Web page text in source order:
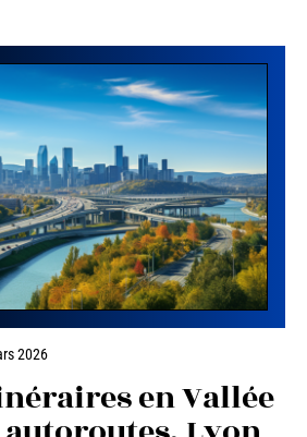
2026
en Vallée